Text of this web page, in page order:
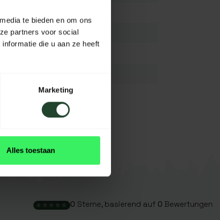
te bieden en om ons
partners voor social
die u aan ze heeft
Marketing
Alles toestaan
K.A.
0 Sterne, basierend auf 0 Bewertungen